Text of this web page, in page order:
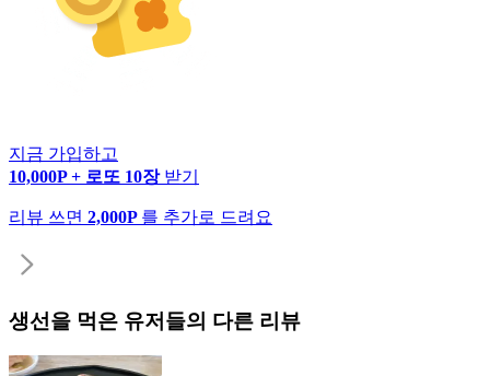
지금 가입하고
10,000P + 로또 10장 받기
리뷰 쓰면 2,000P 를 추가로 드려요
생선을 먹은 유저들의 다른 리뷰